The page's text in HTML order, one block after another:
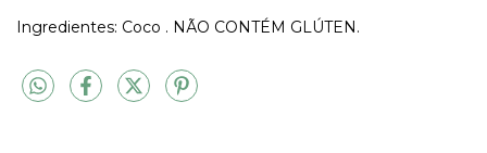
Ingredientes: Coco . NÃO CONTÉM GLÚTEN.